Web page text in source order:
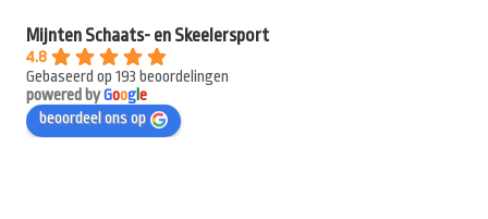
Mijnten Schaats- en Skeelersport
4.8
Gebaseerd op 193 beoordelingen
powered byGoogle
beoordeel ons op